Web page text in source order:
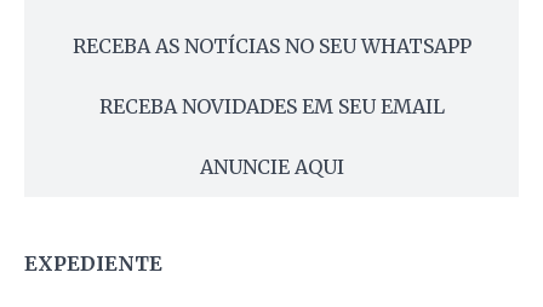
RECEBA AS NOTÍCIAS NO SEU WHATSAPP
RECEBA NOVIDADES EM SEU EMAIL
ANUNCIE AQUI
EXPEDIENTE